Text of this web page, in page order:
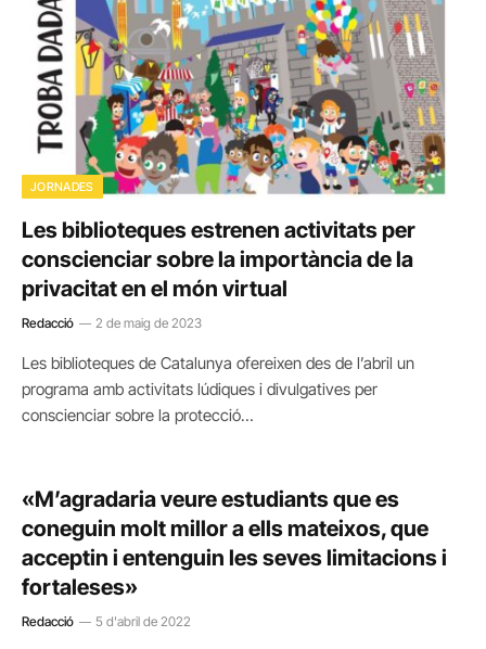
JORNADES
Les biblioteques estrenen activitats per
conscienciar sobre la importància de la
privacitat en el món virtual
Redacció 2 de maig de 2023
Les biblioteques de Catalunya ofereixen des de l’abril un
programa amb activitats lúdiques i divulgatives per
conscienciar sobre la protecció…
«M’agradaria veure estudiants que es
coneguin molt millor a ells mateixos, que
acceptin i entenguin les seves limitacions i
fortaleses»
Redacció 5 d'abril de 2022